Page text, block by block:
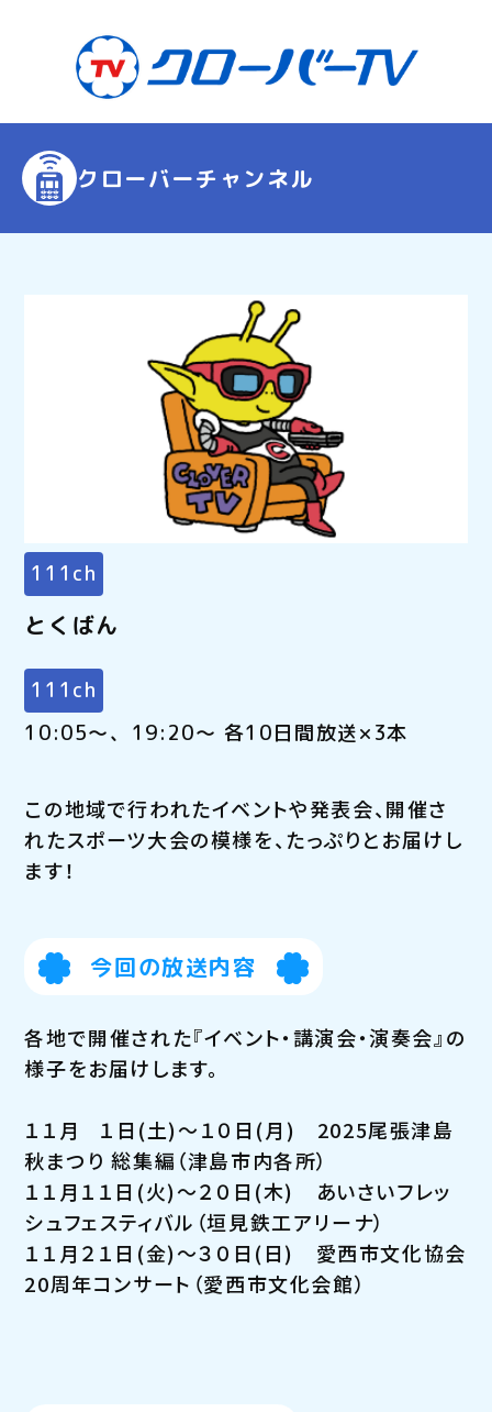
クローバーチャンネル
111ch
とくばん
111ch
10:05～、19:20～ 各10日間放送×3本
この地域で行われたイベントや発表会、開催さ
れたスポーツ大会の模様を、たっぷりとお届けし
ます！
今回の放送内容
各地で開催された『イベント・講演会・演奏会』の
様子をお届けします。
１１月 １日(土)～１０日(月) 2025尾張津島
秋まつり 総集編（津島市内各所）
１１月１１日(火)～２０日(木) あいさいフレッ
シュフェスティバル（垣見鉄工アリーナ）
１１月２１日(金)～３０日(日) 愛西市文化協会
20周年コンサート（愛西市文化会館）